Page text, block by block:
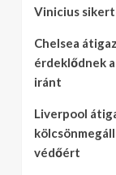
Vinicius
Chelsea
érdeklődnek
iránt
Liverpool
védőért